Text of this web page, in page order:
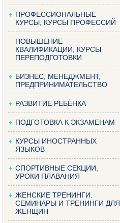
ПРОФЕССИОНАЛЬНЫЕ
КУРСЫ, КУРСЫ ПРОФЕССИЙ
ПОВЫШЕНИЕ
КВАЛИФИКАЦИИ, КУРСЫ
ПЕРЕПОДГОТОВКИ
БИЗНЕС, МЕНЕДЖМЕНТ,
ПРЕДПРИНИМАТЕЛЬСТВО
РАЗВИТИЕ РЕБЁНКА
ПОДГОТОВКА К ЭКЗАМЕНАМ
КУРСЫ ИНОСТРАННЫХ
ЯЗЫКОВ
СПОРТИВНЫЕ СЕКЦИИ,
УРОКИ ПЛАВАНИЯ
ЖЕНСКИЕ ТРЕНИНГИ.
СЕМИНАРЫ И ТРЕНИНГИ ДЛЯ
ЖЕНЩИН